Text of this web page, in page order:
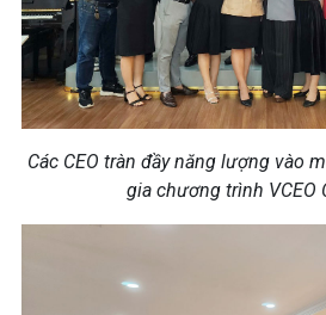
Các CEO tràn đầy năng lượng vào
gia chương trình VCEO